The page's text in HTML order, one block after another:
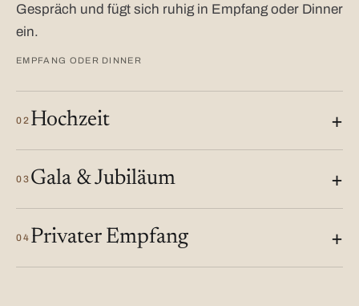
Gespräch und fügt sich ruhig in Empfang oder Dinner
ein.
EMPFANG ODER DINNER
02 Hochzeit
03 Gala & Jubiläum
04 Privater Empfang